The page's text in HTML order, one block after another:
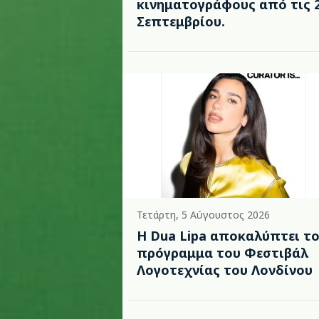
κινηματογράφους από τις
Σεπτεμβρίου.
Τετάρτη, 5 Αύγουστος 2026
Η Dua Lipa αποκαλύπτει το
πρόγραμμα του Φεστιβάλ
Λογοτεχνίας του Λονδίνου